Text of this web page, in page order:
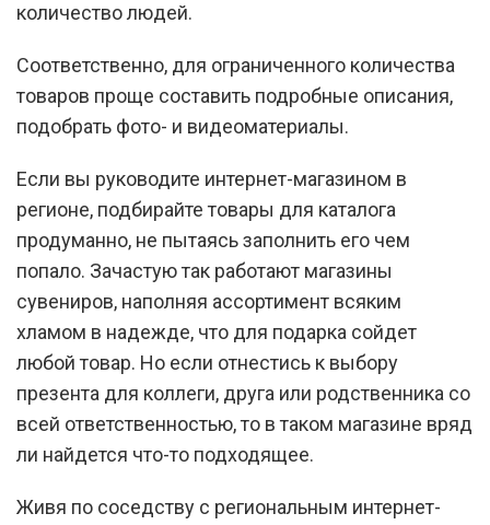
количество людей.
Соответственно, для ограниченного количества
товаров проще составить подробные описания,
подобрать фото- и видеоматериалы.
Если вы руководите интернет-магазином в
регионе, подбирайте товары для каталога
продуманно, не пытаясь заполнить его чем
попало. Зачастую так работают магазины
сувениров, наполняя ассортимент всяким
хламом в надежде, что для подарка сойдет
любой товар. Но если отнестись к выбору
презента для коллеги, друга или родственника со
всей ответственностью, то в таком магазине вряд
ли найдется что-то подходящее.
Живя по соседству с региональным интернет-